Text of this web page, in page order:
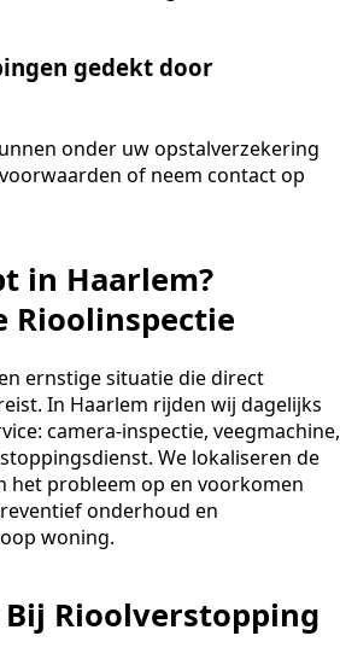
gedekt door
onder uw opstalverzekering
of neem contact op
in Haarlem?
Rioolinspectie
ernstige situatie die direct
In Haarlem rijden wij dagelijks
camera-inspectie, veegmachine,
We lokaliseren de
het probleem op en voorkomen
onderhoud en
woning.
Rioolverstopping